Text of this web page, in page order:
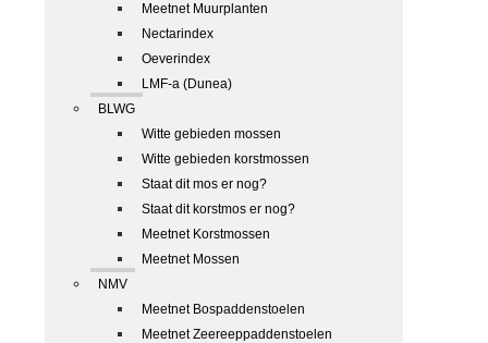
Meetnet Muurplanten
Nectarindex
Oeverindex
LMF-a (Dunea)
BLWG
Witte gebieden mossen
Witte gebieden korstmossen
Staat dit mos er nog?
Staat dit korstmos er nog?
Meetnet Korstmossen
Meetnet Mossen
NMV
Meetnet Bospaddenstoelen
Meetnet Zeereeppaddenstoelen